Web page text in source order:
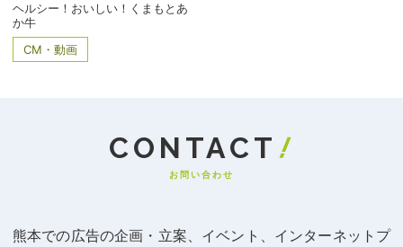
ヘルシー！おいしい！くまもとあ
か牛
CM・動画
お問い合わせ
熊本での広告の企画・立案、イベント、インターネットプ